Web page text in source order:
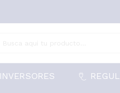
INVERSORES